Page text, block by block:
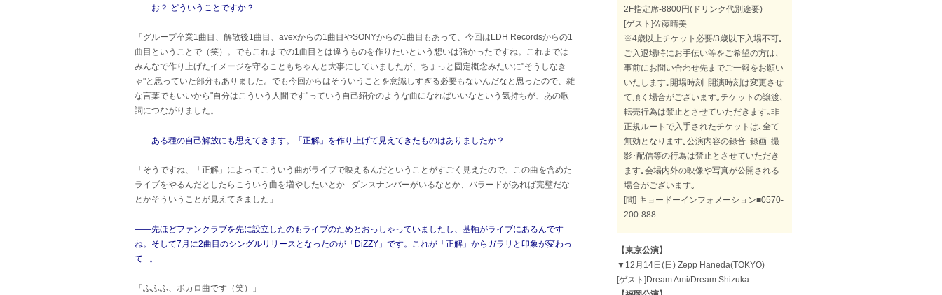
――お？ どういうことですか？
「グループ卒業1曲目、解散後1曲目、avexからの1曲目やSONYからの1曲目もあって、今回はLDH Recordsからの1
曲目ということで（笑）。でもこれまでの1曲目とは違うものを作りたいという想いは強かったですね。これまでは
みんなで作り上げたイメージを守ることもちゃんと大事にしていましたが、ちょっと固定概念みたいに"そうしなき
ゃ"と思っていた部分もありました。でも今回からはそういうことを意識しすぎる必要もないんだなと思ったので、雑
な言葉でもいいから"自分はこういう人間です"っていう自己紹介のような曲になればいいなという気持ちが、あの歌
詞につながりました。
――ある種の自己解放にも思えてきます。「正解」を作り上げて見えてきたものはありましたか？
「そうですね、「正解」によってこういう曲がライブで映えるんだということがすごく見えたので、この曲を含めた
ライブをやるんだとしたらこういう曲を増やしたいとか...ダンスナンバーがいるなとか、バラードがあれば完璧だな
とかそういうことが見えてきました」
――先ほどファンクラブを先に設立したのもライブのためとおっしゃっていましたし、基軸がライブにあるんです
ね。そして7月に2曲目のシングルリリースとなったのが「DiZZY」です。これが「正解」からガラリと印象が変わっ
て...。
「ふふふ、ボカロ曲です（笑）」
2F指定席-8800円(ドリンク代別途要)
[ゲスト]佐藤晴美
※4歳以上チケット必要/3歳以下入場不可｡
ご入退場時にお手伝い等をご希望の方は､
事前にお問い合わせ先までご一報をお願い
いたします｡開場時刻･開演時刻は変更させ
て頂く場合がございます｡チケットの譲渡､
転売行為は禁止とさせていただきます｡非
正規ルートで入手されたチケットは､全て
無効となります｡公演内容の録音･録画･撮
影･配信等の行為は禁止とさせていただき
ます｡会場内外の映像や写真が公開される
場合がございます｡
[問] キョードーインフォメーション■0570-
200-888
【東京公演】
▼12月14日(日) Zepp Haneda(TOKYO)
[ゲスト]Dream Ami/Dream Shizuka